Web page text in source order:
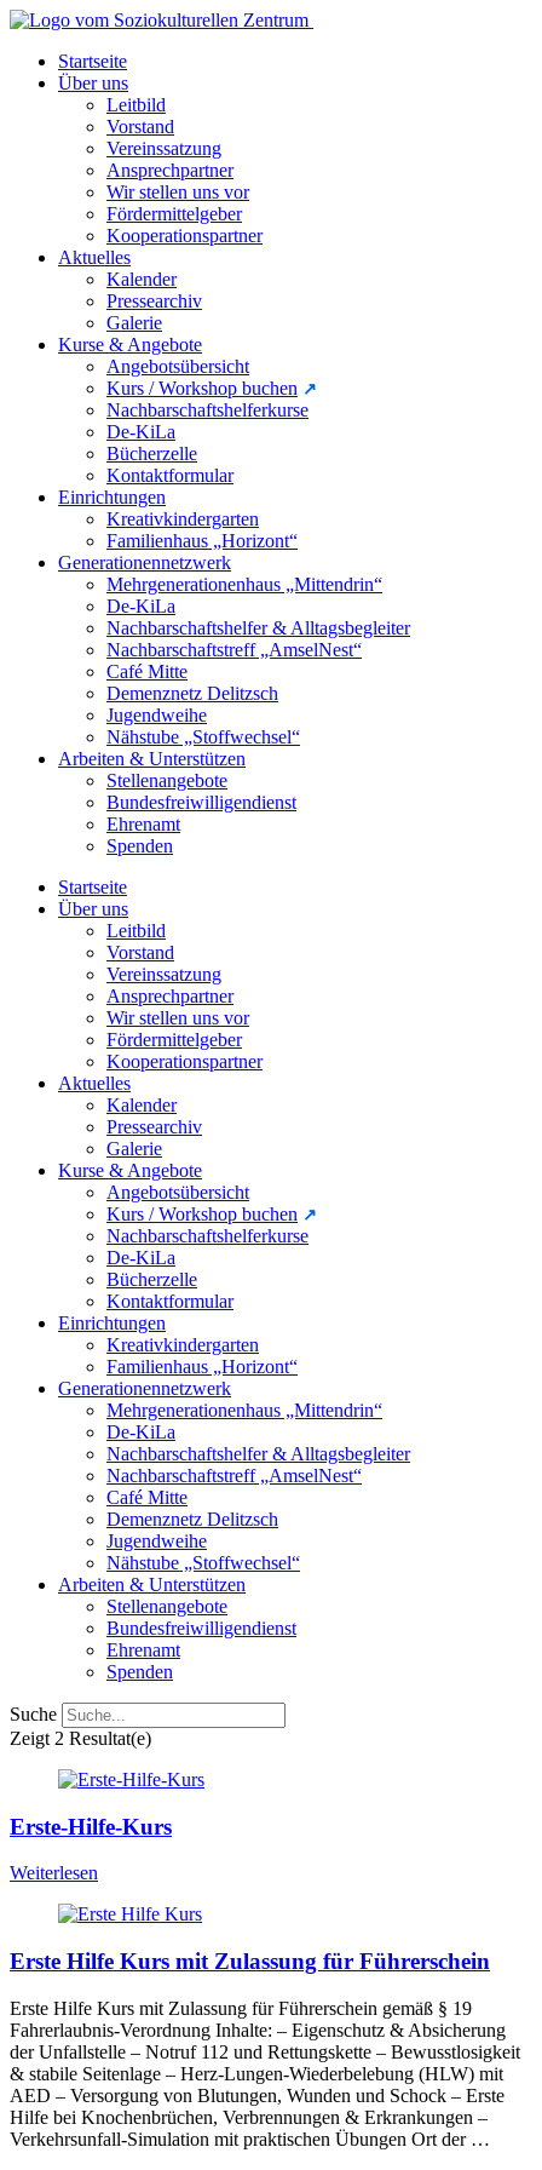
Startseite
Über uns
Leitbild
Vorstand
Vereinssatzung
Ansprechpartner
Wir stellen uns vor
Fördermittelgeber
Kooperationspartner
Aktuelles
Kalender
Pressearchiv
Galerie
Kurse & Angebote
Angebotsübersicht
Kurs / Workshop buchen
Nachbarschaftshelferkurse
De-KiLa
Bücherzelle
Kontaktformular
Einrichtungen
Kreativkindergarten
Familienhaus „Horizont“
Generationennetzwerk
Mehrgenerationenhaus „Mittendrin“
De-KiLa
Nachbarschaftshelfer & Alltagsbegleiter
Nachbarschaftstreff „AmselNest“
Café Mitte
Demenznetz Delitzsch
Jugendweihe
Nähstube „Stoffwechsel“
Arbeiten & Unterstützen
Stellenangebote
Bundesfreiwilligendienst
Ehrenamt
Spenden
Startseite
Über uns
Leitbild
Vorstand
Vereinssatzung
Ansprechpartner
Wir stellen uns vor
Fördermittelgeber
Kooperationspartner
Aktuelles
Kalender
Pressearchiv
Galerie
Kurse & Angebote
Angebotsübersicht
Kurs / Workshop buchen
Nachbarschaftshelferkurse
De-KiLa
Bücherzelle
Kontaktformular
Einrichtungen
Kreativkindergarten
Familienhaus „Horizont“
Generationennetzwerk
Mehrgenerationenhaus „Mittendrin“
De-KiLa
Nachbarschaftshelfer & Alltagsbegleiter
Nachbarschaftstreff „AmselNest“
Café Mitte
Demenznetz Delitzsch
Jugendweihe
Nähstube „Stoffwechsel“
Arbeiten & Unterstützen
Stellenangebote
Bundesfreiwilligendienst
Ehrenamt
Spenden
Suche
Zeigt 2 Resultat(e)
Erste-Hilfe-Kurs
Weiterlesen
Erste Hilfe Kurs mit Zulassung für Führerschein
Erste Hilfe Kurs mit Zulassung für Führerschein gemäß § 19
Fahrerlaubnis-Verordnung Inhalte: – Eigenschutz & Absicherung
der Unfallstelle – Notruf 112 und Rettungskette – Bewusstlosigkeit
& stabile Seitenlage – Herz-Lungen-Wiederbelebung (HLW) mit
AED – Versorgung von Blutungen, Wunden und Schock – Erste
Hilfe bei Knochenbrüchen, Verbrennungen & Erkrankungen –
Verkehrsunfall-Simulation mit praktischen Übungen Ort der …